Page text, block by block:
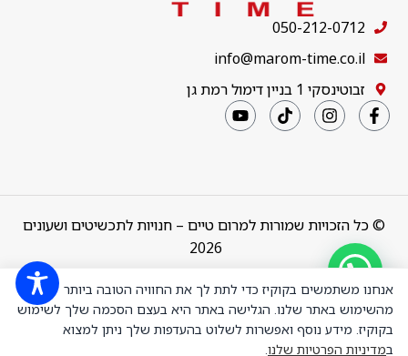
050-212-0712
info@marom-time.co.il
זבוטינסקי 1 בניין דימול רמת גן
© כל הזכויות שמורות למרום טיים – חנויות לתכשיטים ושעונים
2026
Design & Code bythebuildup
OVBGLG-
OV18 שעון יד
אנחנו משתמשים בקוקיז כדי לתת לך את החוויה הטובה ביותר
מהשימוש באתר שלנו. הגלישה באתר היא בעצם הסכמה שלך לשימוש
בקוקיז. מידע נוסף ואפשרות לשלוט בהעדפות שלך ניתן למצוא
במדיניות הפרטיות שלנו.